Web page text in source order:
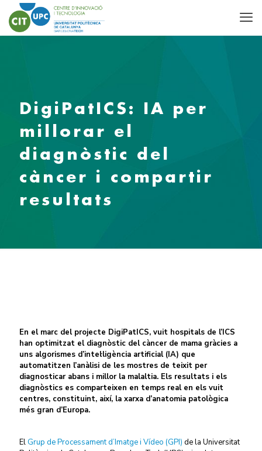
DigiPatICS: IA per
millorar el
diagnòstic del
càncer i compartir
resultats
En el marc del projecte DigiPatICS, vuit hospitals de l’ICS
han optimitzat el diagnòstic del càncer de mama gràcies a
uns algorismes d’intel·ligència artificial (IA) que
automatitzen l’anàlisi de les mostres de teixit per
diagnosticar abans i millor la malaltia. Els resultats i els
diagnòstics es comparteixen en temps real en els vuit
centres, constituint, així, la xarxa d’anatomia patològica
més gran d’Europa.
El Grup de Processament d’Imatge i Vídeo (GPI) de la Universitat